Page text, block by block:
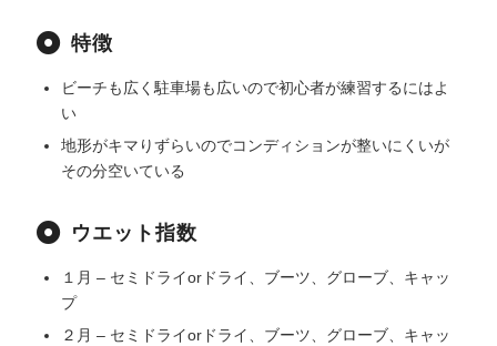
特徴
ビーチも広く駐車場も広いので初心者が練習するにはよ
い
地形がキマりずらいのでコンディションが整いにくいが
その分空いている
ウエット指数
１月 – セミドライorドライ、ブーツ、グローブ、キャッ
プ
２月 – セミドライorドライ、ブーツ、グローブ、キャッ